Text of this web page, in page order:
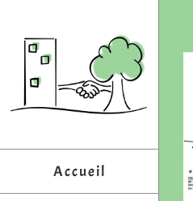
contenu
Accueil